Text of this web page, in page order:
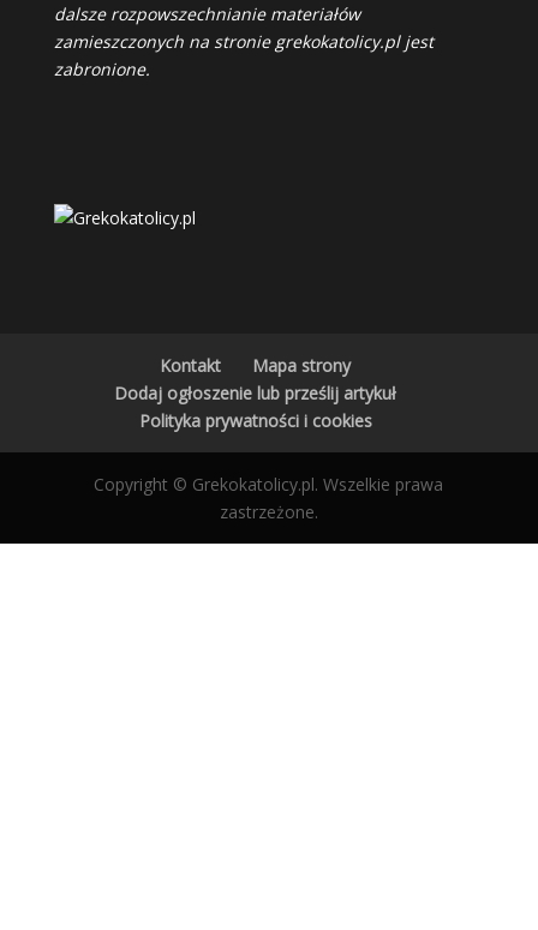
dalsze rozpowszechnianie materiałów
zamieszczonych na stronie grekokatolicy.pl jest
zabronione.
Kontakt
Mapa strony
Dodaj ogłoszenie lub prześlij artykuł
Polityka prywatności i cookies
Copyright © Grekokatolicy.pl. Wszelkie prawa
zastrzeżone.